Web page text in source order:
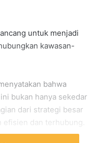
untuk menjadi
kawasan-
bahwa
bukan hanya sekedar
dari strategi besar
dan terhubung.